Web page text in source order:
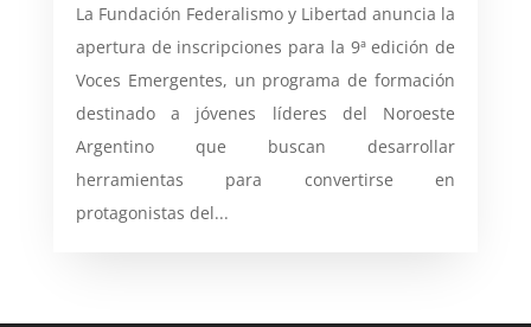
La Fundación Federalismo y Libertad anuncia la
apertura de inscripciones para la 9ª edición de
Voces Emergentes, un programa de formación
destinado a jóvenes líderes del Noroeste
Argentino que buscan desarrollar
herramientas para convertirse en
protagonistas del...